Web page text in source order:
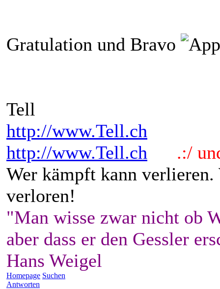
Gratulation und Bravo
Tell
http://www.Tell.ch
http://www.Tell.ch
.:/
Wer kämpft kann
verloren!
"Man wisse zwar nicht ob
aber dass er den Gessler
Hans Weigel
Homepage Suchen
Antworten